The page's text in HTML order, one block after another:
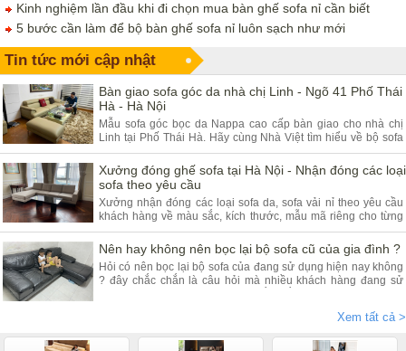
Kinh nghiệm lần đầu khi đi chọn mua bàn ghế sofa nỉ cần biết
5 bước cần làm để bộ bàn ghế sofa nỉ luôn sạch như mới
Tin tức mới cập nhật
Bàn giao sofa góc da nhà chị Linh - Ngõ 41 Phố Thái
Hà - Hà Nội
Mẫu sofa góc bọc da Nappa cao cấp bàn giao cho nhà chị
Linh tại Phố Thái Hà. Hãy cùng Nhà Việt tìm hiểu về bộ sofa
góc da và ưu điểm của sản phẩm.
Xưởng đóng ghế sofa tại Hà Nội - Nhận đóng các loại
sofa theo yêu cầu
Xưởng nhận đóng các loại sofa da, sofa vải nỉ theo yêu cầu
khách hàng về màu sắc, kích thước, mẫu mã riêng cho từng
khách hàng. Quý khách đang có nhu cầu tìm xưởng sofa hãy
tham khảo bài viết dưới đây.
Nên hay không nên bọc lại bộ sofa cũ của gia đình ?
Hỏi có nên bọc lại bộ sofa của đang sử dụng hiện nay không
? đây chắc chắn là câu hỏi mà nhiều khách hàng đang sử
Xem tất cả >